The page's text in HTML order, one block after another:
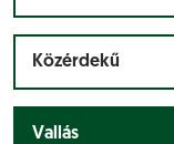
Közérdekű
Vallás